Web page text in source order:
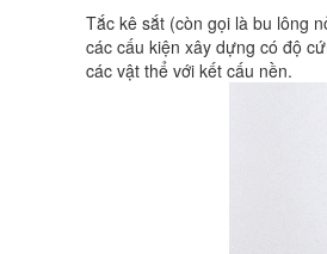
Tắc kê sắt (còn gọi là bu lông n
các cấu kiện xây dựng có độ
các vật thể với kết cấu nền.